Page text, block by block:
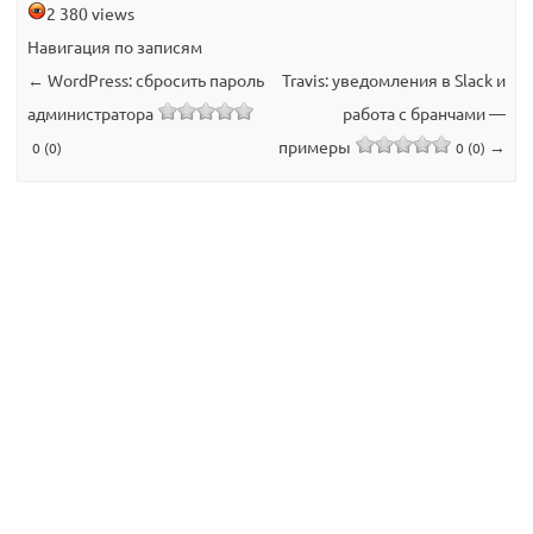
2 380 views
Навигация по записям
← WordPress: сбросить пароль
администратора
0 (0)
Travis: уведомления в Slack и
работа с бранчами —
примеры
0 (0) →